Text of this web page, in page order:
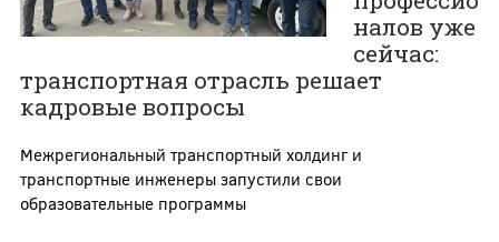
налов уже
сейчас:
транспортная отрасль решает
кадровые вопросы
Межрегиональный транспортный холдинг и
транспортные инженеры запустили свои
образовательные программы